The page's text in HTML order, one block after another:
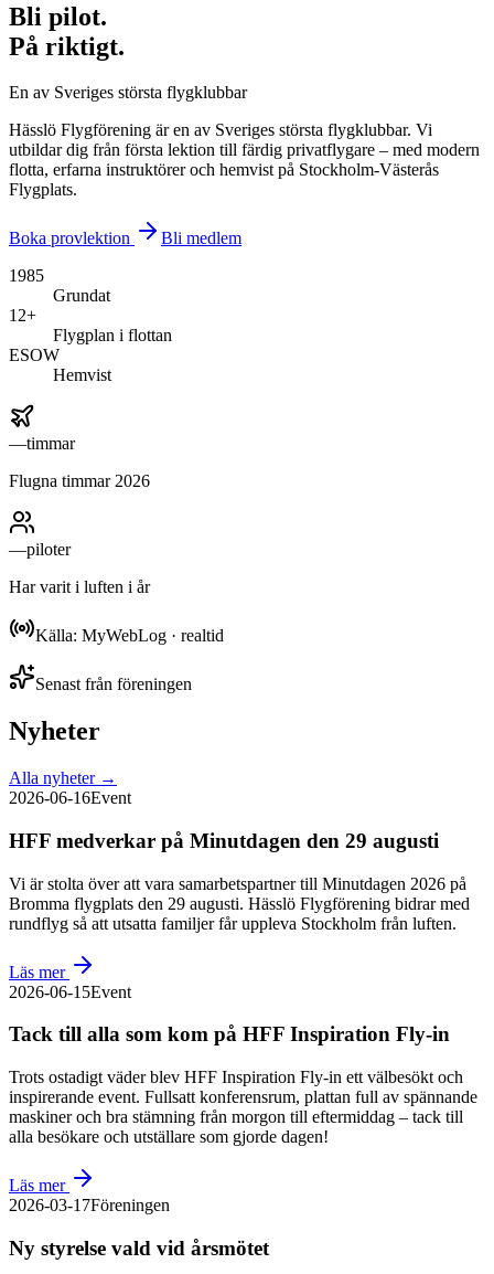
Bli pilot.
På riktigt.
En av Sveriges största flygklubbar
Hässlö Flygförening är en av Sveriges största flygklubbar. Vi
utbildar dig från första lektion till färdig privatflygare – med modern
flotta, erfarna instruktörer och hemvist på Stockholm-Västerås
Flygplats.
Boka provlektion
Bli medlem
1985
Grundat
12+
Flygplan i flottan
ESOW
Hemvist
—timmar
Flugna timmar 2026
—piloter
Har varit i luften i år
Källa: MyWebLog · realtid
Senast från föreningen
Nyheter
Alla nyheter →
2026-06-16Event
HFF medverkar på Minutdagen den 29 augusti
Vi är stolta över att vara samarbetspartner till Minutdagen 2026 på
Bromma flygplats den 29 augusti. Hässlö Flygförening bidrar med
rundflyg så att utsatta familjer får uppleva Stockholm från luften.
Läs mer
2026-06-15Event
Tack till alla som kom på HFF Inspiration Fly-in
Trots ostadigt väder blev HFF Inspiration Fly-in ett välbesökt och
inspirerande event. Fullsatt konferensrum, plattan full av spännande
maskiner och bra stämning från morgon till eftermiddag – tack till
alla besökare och utställare som gjorde dagen!
Läs mer
2026-03-17Föreningen
Ny styrelse vald vid årsmötet